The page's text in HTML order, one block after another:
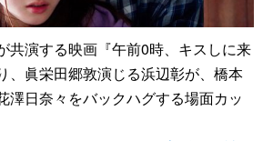
共演する映画『午前0時、キスしに来
、眞栄田郷敦演じる浜辺彰が、橋本
澤日奈々をバックハグする場面カッ